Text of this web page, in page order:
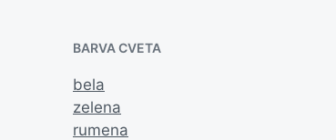
BARVA CVETA
bela
zelena
rumena